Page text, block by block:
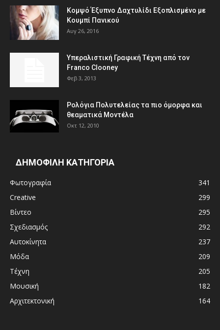
Κομψό Έξυπνο Δαχτυλίδι Εξοπλισμένο με
Κουμπί Πανικού
Αυγ 26, 2016
Υπεραλιστική Γραφική Τέχνη από τον
Franco Clooney
Φεβ 3, 2013
Ρολόγια Πολυτελείας τα πιο όμορφα και
θεαματικά Μοντέλα
Οκτ 12, 2010
ΔΗΜΟΦΙΛΗ ΚΑΤΗΓΟΡΙΑ
Φωτογραφία
341
Creative
299
Βίντεο
295
Σχεδιασμός
292
Αυτοκίνητα
237
Μόδα
209
Τέχνη
205
Μουσική
182
Αρχιτεκτονική
164